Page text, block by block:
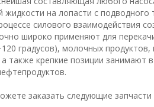
жидкости на лопасти с
силового взаимодействия
широко применяют для
градусов), молочных
также крепкие позиции занимают
заказать следующие запчасти